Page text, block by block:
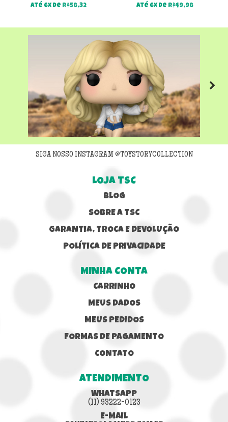
Até 6x de R$58,32 Até 6x de R$49,98
Next
SIGA NOSSO INSTAGRAM @TOYSTORYCOLLECTION
LOJA TSC
BLOG
SOBRE A TSC
GARANTIA, TROCA E DEVOLUÇÃO
POLÍTICA DE PRIVACIDADE
MINHA CONTA
CARRINHO
MEUS DADOS
MEUS PEDIDOS
FORMAS DE PAGAMENTO
CONTATO
ATENDIMENTO
WHATSAPP
(11) 93222-0123
E-MAIL